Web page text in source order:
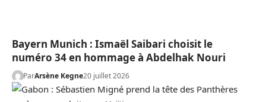
Bayern Munich : Ismaël Saibari choisit le
numéro 34 en hommage à Abdelhak Nouri
ParArsène Kegne20 juillet 2026